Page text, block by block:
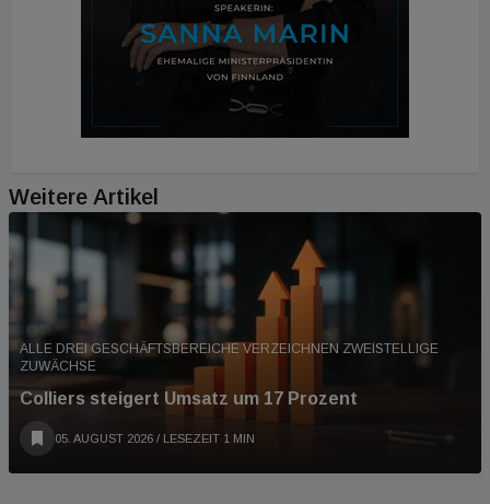
Weitere Artikel
ALLE DREI GESCHÄFTSBEREICHE VERZEICHNEN ZWEISTELLIGE
ZUWÄCHSE
Colliers steigert Umsatz um 17 Prozent
05. AUGUST 2026 / LESEZEIT 1 MIN